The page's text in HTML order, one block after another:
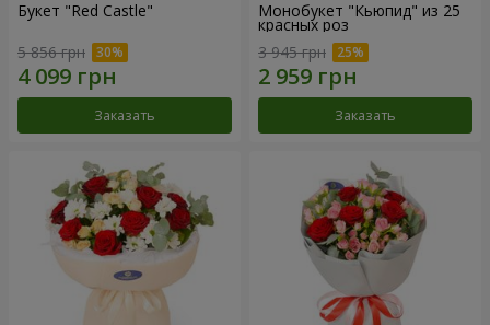
Букет "Red Castle"
5 856 грн
Заказать
Монобукет "Кьюпид" из 25
красных роз
3 945 грн
Заказать